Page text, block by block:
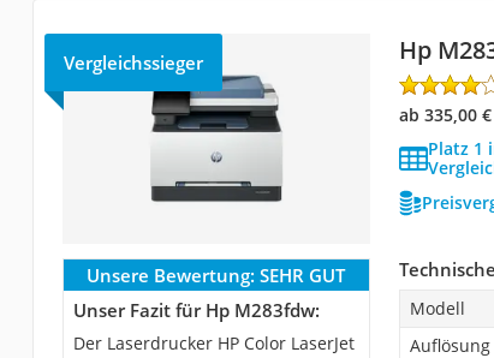
Vergleichssieger Hp
ab 335,00 €
Platz 1
Unsere Bewertung: SEHR GUT
Unser Fazit für Hp M283fdw:
Der Laserdrucker HP Color LaserJet
Modell